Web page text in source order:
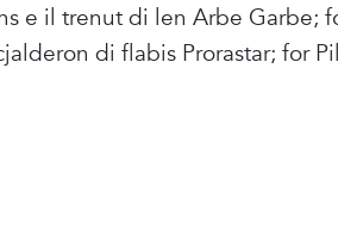
e il trenut di len Arbe Garbe;
di flabis Prorastar; for